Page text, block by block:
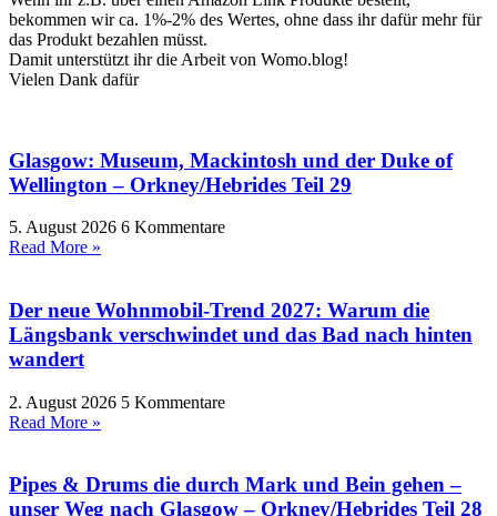
bekommen wir ca. 1%-2% des Wertes, ohne dass ihr dafür mehr für
das Produkt bezahlen müsst.
Damit unterstützt ihr die Arbeit von Womo.blog!
Vielen Dank dafür
Glasgow: Museum, Mackintosh und der Duke of
Wellington – Orkney/Hebrides Teil 29
5. August 2026 6 Kommentare
Read More »
Der neue Wohnmobil-Trend 2027: Warum die
Längsbank verschwindet und das Bad nach hinten
wandert
2. August 2026 5 Kommentare
Read More »
Pipes & Drums die durch Mark und Bein gehen –
unser Weg nach Glasgow – Orkney/Hebrides Teil 28